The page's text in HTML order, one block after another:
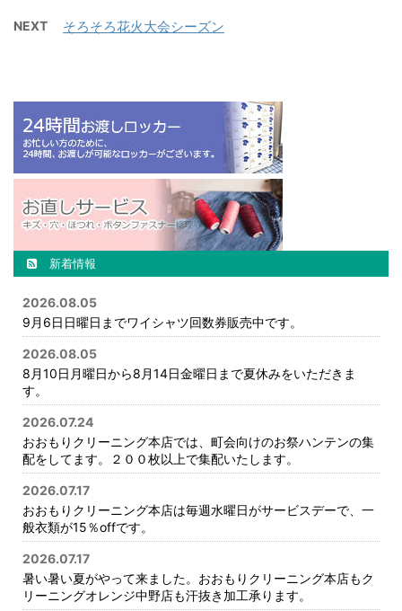
NEXT そろそろ花火大会シーズン
新着情報
2026.08.05
9月6日日曜日までワイシャツ回数券販売中です。
2026.08.05
8月10日月曜日から8月14日金曜日まで夏休みをいただきま
す。
2026.07.24
おおもりクリーニング本店では、町会向けのお祭ハンテンの集
配をしてます。２００枚以上で集配いたします。
2026.07.17
おおもりクリーニング本店は毎週水曜日がサービスデーで、一
般衣類が15％offです。
2026.07.17
暑い暑い夏がやって来ました。おおもりクリーニング本店もク
リーニングオレンジ中野店も汗抜き加工承ります。